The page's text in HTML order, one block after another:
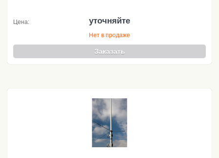
Цена: уточняйте
Нет в продаже
Заказать